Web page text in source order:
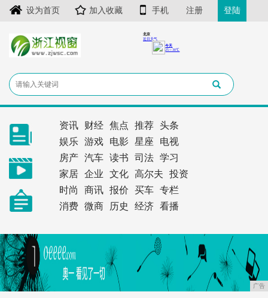
设为首页 加入收藏 手机 注册 登陆
资讯 财经 焦点 推荐
头条
娱乐
游戏 电影 星座
电视
房产
汽车 读书 司法
学习
家居
企业 文化 高尔夫
投资
时尚
商讯 报价 买车
专栏
消费
微商 历史 经济 看播
广告